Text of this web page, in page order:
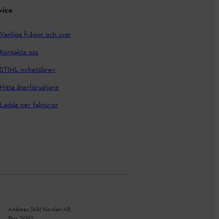
Vanliga frågor och svar
Kontakta oss
STIHL nyhetsbrev
Hitta återförsäljare
Ladda ner fakturor
Andreas Stihl Norden AB